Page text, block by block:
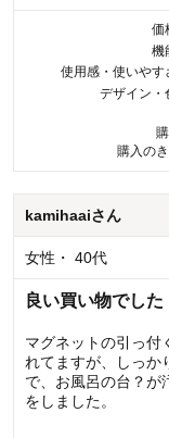
価
機
使用感・使いやす
デザイン・
購入の
kamihaaiさん
女性 ・ 40代
良い買い物でした
マグネットの引っ付
れてますが、しっか
で、お風呂の台？が
をしました。